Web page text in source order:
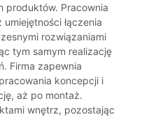
produktów. Pracownia
łączenia
rozwiązaniami
tym samym realizację
Firma zapewnia
koncepcji i
aż po montaż.
wnętrz, pozostając